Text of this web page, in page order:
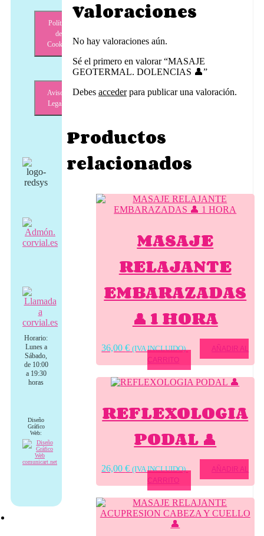
Valoraciones
No hay valoraciones aún.
Sé el primero en valorar “MASAJE
GEOTERMAL. DOLENCIAS 👤”
Debes accederpara publicar una valoración.
Productos
relacionados
MASAJE
RELAJANTE
EMBARAZADAS
👤 1 HORA
36,00€ (IVA INCLUIDO)
AÑADIR AL
CARRITO
REFLEXOLOGIA
PODAL 👤
26,00€ (IVA INCLUIDO)
AÑADIR AL
CARRITO
Política
de
Cookies
Aviso
Legal
Horario:
Lunes a
Sábado,
de 10:00
a 19:30
horas
Diseño
Gráfico
Web: